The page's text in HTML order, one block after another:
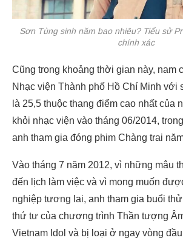
Sơn Tùng sinh năm bao nhiêu? Tiểu sử
chính xác
Cũng trong khoảng thời gian này, nam
Nhạc viện Thành phố Hồ Chí Minh với
là 25,5 thuộc thang điểm cao nhất của
khỏi nhạc viện vào tháng 06/2014,
anh tham gia đóng phim Chàng trai
Vào tháng 7 năm 2012, vì những mâu
đến lịch làm việc và vì mong muốn
nghiệp tương lai, anh tham gia buổi
thứ tư của chương trình Thần tượng
Vietnam Idol và bị loại ở ngay vòng